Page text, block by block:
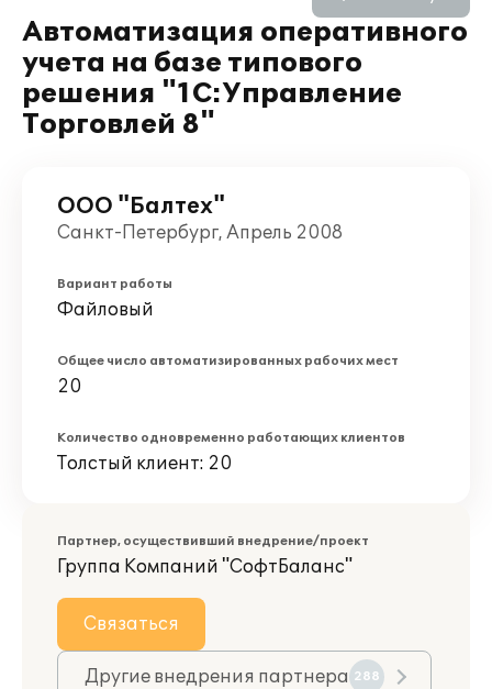
Автоматизация оперативного
учета на базе типового
решения "1С:Управление
Торговлей 8"
ООО "Балтех"
Санкт-Петербург, Апрель 2008
Вариант работы
Файловый
Общее число автоматизированных рабочих мест
20
Количество одновременно работающих клиентов
Толстый клиент: 20
Партнер, осуществивший внедрение/проект
Группа Компаний "СофтБаланс"
Связаться
Другие внедрения партнера 288